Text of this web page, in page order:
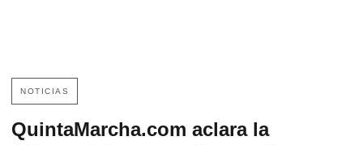
NOTICIAS
QuintaMarcha.com aclara la